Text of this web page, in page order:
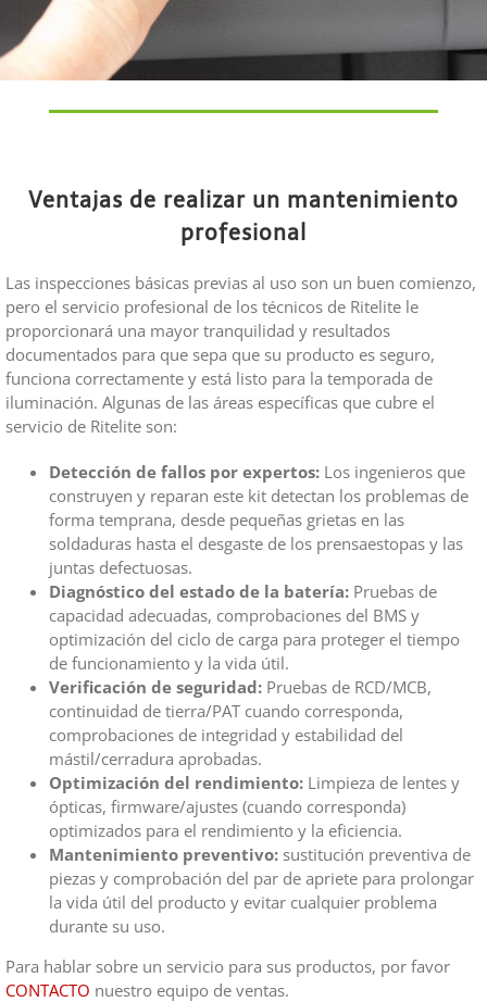
Ventajas de realizar un mantenimiento
profesional
Las inspecciones básicas previas al uso son un buen comienzo,
pero el servicio profesional de los técnicos de Ritelite le
proporcionará una mayor tranquilidad y resultados
documentados para que sepa que su producto es seguro,
funciona correctamente y está listo para la temporada de
iluminación. Algunas de las áreas específicas que cubre el
servicio de Ritelite son:
Detección de fallos por expertos:Los ingenieros que
construyen y reparan este kit detectan los problemas de
forma temprana, desde pequeñas grietas en las
soldaduras hasta el desgaste de los prensaestopas y las
juntas defectuosas.
Diagnóstico del estado de la batería:Pruebas de
capacidad adecuadas, comprobaciones del BMS y
optimización del ciclo de carga para proteger el tiempo
de funcionamiento y la vida útil.
Verificación de seguridad:Pruebas de RCD/MCB,
continuidad de tierra/PAT cuando corresponda,
comprobaciones de integridad y estabilidad del
mástil/cerradura aprobadas.
Optimización del rendimiento:Limpieza de lentes y
ópticas, firmware/ajustes (cuando corresponda)
optimizados para el rendimiento y la eficiencia.
Mantenimiento preventivo:sustitución preventiva de
piezas y comprobación del par de apriete para prolongar
la vida útil del producto y evitar cualquier problema
durante su uso.
Para hablar sobre un servicio para sus productos, por favor
CONTACTO nuestro equipo de ventas.